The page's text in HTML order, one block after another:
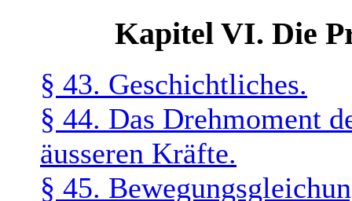
Kapitel VI. Die
§ 43. Geschichtliches.
§ 44. Das Drehmoment
äusseren Kräfte.
§ 45.